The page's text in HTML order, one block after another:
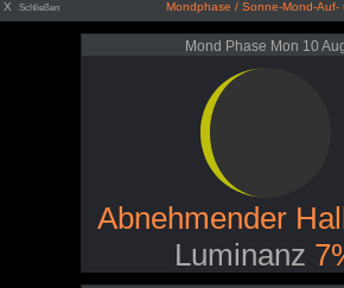
X Schließen Mondphase / Sonne-Mond-Auf-
Mond Phase Mon 10
Abnehmender
Luminanz